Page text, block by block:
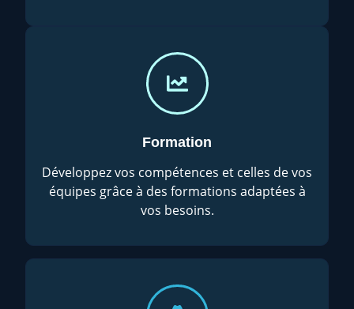
Formation
Développez vos compétences et celles de vos
équipes grâce à des formations adaptées à
vos besoins.